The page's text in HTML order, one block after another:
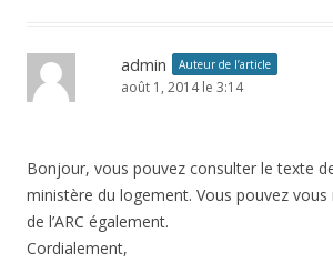
admin Auteur de l’article
août 1, 2014 le 3:14
Bonjour, vous pouvez consulter le texte
ministère du logement. Vous pouvez vous
de l’ARC également.
Cordialement,